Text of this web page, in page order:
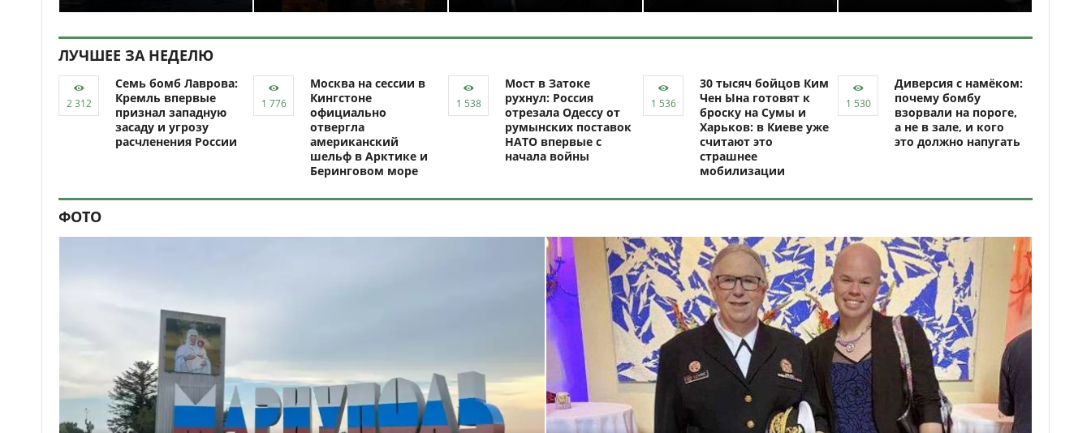
ЛУЧШЕЕ ЗА НЕДЕЛЮ
Семь бомб Лаврова:
Кремль впервые
признал западную
засаду и угрозу
расчленения России
Москва на сессии в
Кингстоне
официально
отвергла
американский
шельф в Арктике и
Беринговом море
Мост в Затоке
рухнул: Россия
отрезала Одессу от
румынских поставок
НАТО впервые с
начала войны
30 тысяч бойцов Ким
Чен Ына готовят к
броску на Сумы и
Харьков: в Киеве уже
считают это
страшнее
мобилизации
Диверсия с намёком:
почему бомбу
взорвали на пороге,
а не в зале, и кого
это должно напугать
ФОТО